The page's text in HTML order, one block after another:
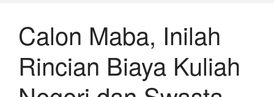
Calon Maba, Inilah
Rincian Biaya Kuliah